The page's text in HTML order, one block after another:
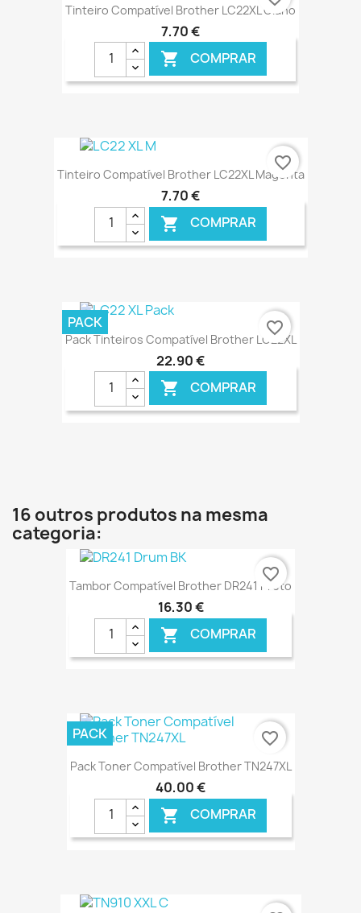
Tinteiro Compatível Brother LC22XL Ciano
7,70 €
 COMPRAR
€ ONLINE
Tinteiro Compatível Brother LC22XL Magenta
7,70 €
 COMPRAR
€ ONLINE
favorite_border
Pack Tinteiros Compatível Brother LC22XL
22,90 €
 COMPRAR
PACK favorite_border
16 outros produtos na mesma
categoria:
Tambor Compatível Brother DR241 Preto
16,30 €
 COMPRAR
€ ONLINE
favorite_border
Pack Toner Compatível Brother TN247XL
40,00 €
 COMPRAR
PACK favorite_border